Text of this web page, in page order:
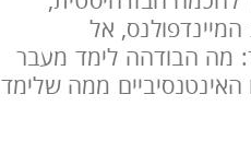
אל
מה הבודהה לימד מעבר
האינטנסיביים ממה שלימד